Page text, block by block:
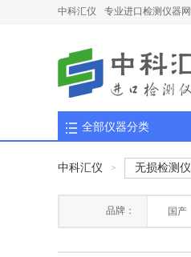
中科汇仪 专业进口检测仪器网
全部仪器分类
中科汇仪 > 无损检测仪
品牌： 国产